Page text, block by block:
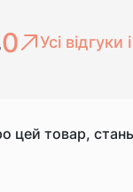
0 Усі відгуки
цей товар,